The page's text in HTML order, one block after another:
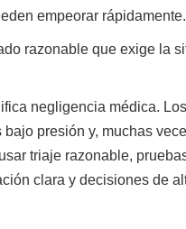
empeorar rápidamente.
razonable que exige la
negligencia médica. Los
presión y, muchas
triaje razonable,
clara y decisiones de
en todo
en contacto con todo el
- Rosa